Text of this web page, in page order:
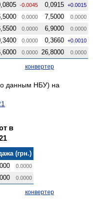
-0.0045 0,0915 +0.0015
0.0000 7,5000 0.0000
0.0000 6,9000 0.0000
0.0000 0,3660 +0.0010
0.0000 26,8000 0.0000
конвертер
данным НБУ) на
в
(грн.)
0.0000
0.0000
конвертер